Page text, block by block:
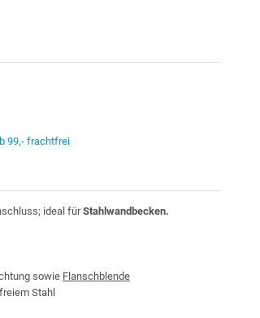
99,- frachtfrei
ideal fürStahlwandbecken.
sowie Flanschblende
Stahl